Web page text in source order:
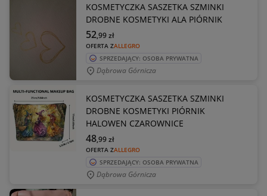
KOSMETYCZKA SASZETKA SZMINKI
DROBNE KOSMETYKI ALA PIÓRNIK
OFERTA ZALLEGRO
52,99zł
SPRZEDAJĄCY: OSOBA PRYWATNA
Dąbrowa Górnicza
KOSMETYCZKA SASZETKA SZMINKI
DROBNE KOSMETYKI PIÓRNIK
HALOWEN CZAROWNICE
OFERTA ZALLEGRO
48,99zł
SPRZEDAJĄCY: OSOBA PRYWATNA
Dąbrowa Górnicza